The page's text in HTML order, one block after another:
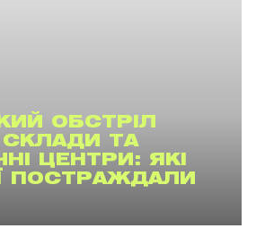
ОБСТРІЛ
ТА
ЦЕНТРИ: ЯКІ
ПОСТРАЖДАЛИ